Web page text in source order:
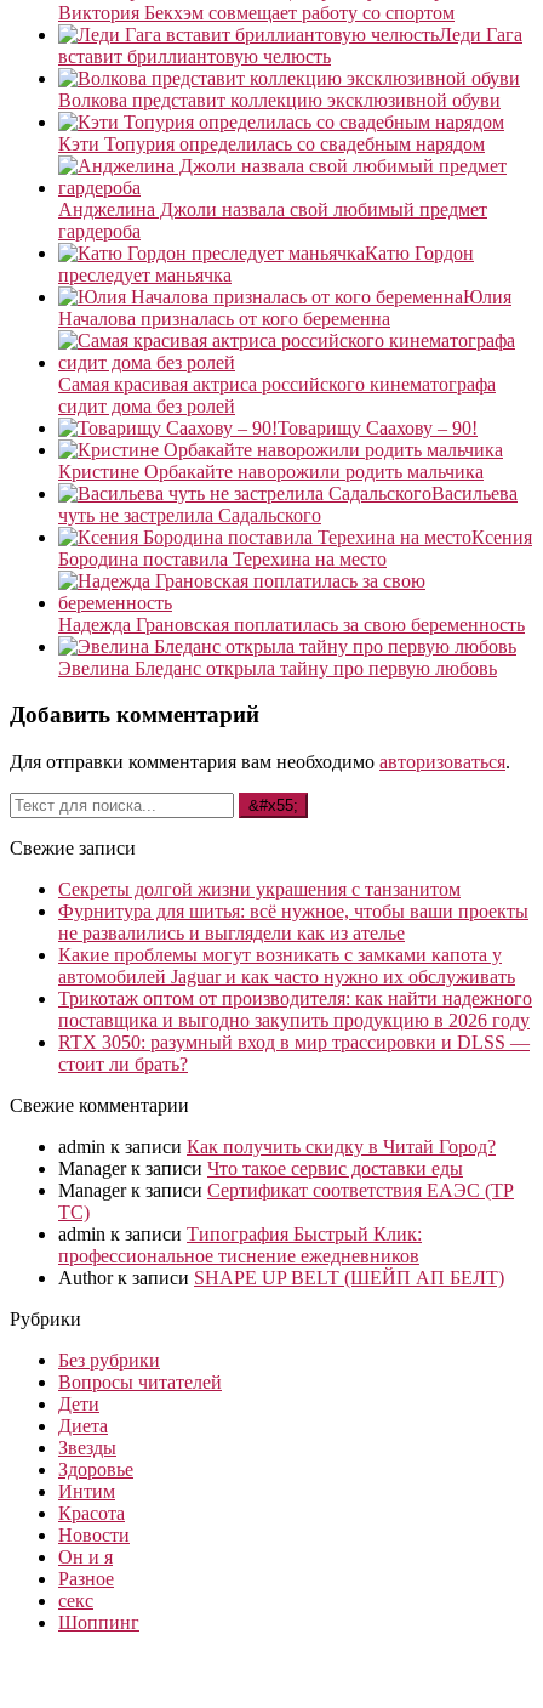
Виктория Бекхэм совмещает работу со спортом
Леди Гага
вставит бриллиантовую челюсть
Волкова представит коллекцию эксклюзивной обуви
Кэти Топурия определилась со свадебным нарядом
Анджелина Джоли назвала свой любимый предмет
гардероба
Катю Гордон
преследует маньячка
Юлия
Началова призналась от кого беременна
Самая красивая актриса российского кинематографа
сидит дома без ролей
Товарищу Саахову – 90!
Кристине Орбакайте наворожили родить мальчика
Васильева
чуть не застрелила Садальского
Ксения
Бородина поставила Терехина на место
Надежда Грановская поплатилась за свою беременность
Эвелина Бледанс открыла тайну про первую любовь
Добавить комментарий
Для отправки комментария вам необходимо авторизоваться.
Свежие записи
Секреты долгой жизни украшения с танзанитом
Фурнитура для шитья: всё нужное, чтобы ваши проекты
не развалились и выглядели как из ателье
Какие проблемы могут возникать с замками капота у
автомобилей Jaguar и как часто нужно их обслуживать
Трикотаж оптом от производителя: как найти надежного
поставщика и выгодно закупить продукцию в 2026 году
RTX 3050: разумный вход в мир трассировки и DLSS —
стоит ли брать?
Свежие комментарии
admin к записи Как получить скидку в Читай Город?
Managerк записи Что такое сервис доставки еды
Managerк записи Сертификат соответствия ЕАЭС (ТР
ТС)
admin к записи Типография Быстрый Клик:
профессиональное тиснение ежедневников
Authorк записи SHAPE UP BELT (ШЕЙП АП БЕЛТ)
Рубрики
Без рубрики
Вопросы читателей
Дети
Диета
Звезды
Здоровье
Интим
Красота
Новости
Он и я
Разное
секс
Шоппинг